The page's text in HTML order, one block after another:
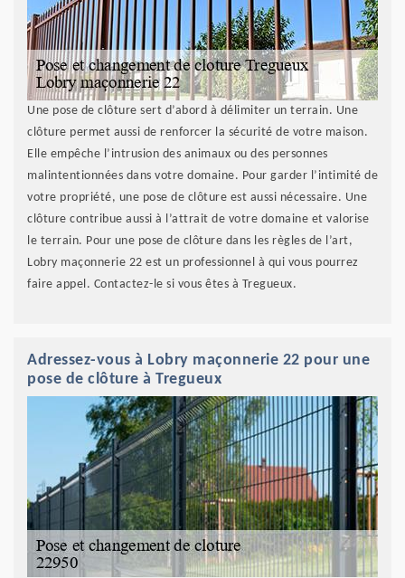
Une pose de clôture sert d’abord à délimiter un terrain. Une
clôture permet aussi de renforcer la sécurité de votre maison.
Elle empêche l’intrusion des animaux ou des personnes
malintentionnées dans votre domaine. Pour garder l’intimité de
votre propriété, une pose de clôture est aussi nécessaire. Une
clôture contribue aussi à l’attrait de votre domaine et valorise
le terrain. Pour une pose de clôture dans les règles de l’art,
Lobry maçonnerie 22 est un professionnel à qui vous pourrez
faire appel. Contactez-le si vous êtes à Tregueux.
Adressez-vous à Lobry maçonnerie 22 pour une
pose de clôture à Tregueux